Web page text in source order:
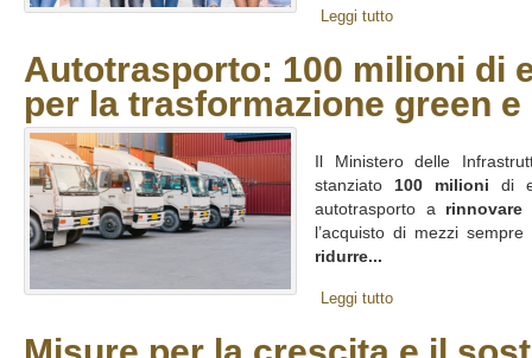
Leggi tutto
Autotrasporto: 100 milioni di
per la trasformazione green e
Il Ministero delle
stanziato 100 milioni di
autotrasporto a
l’acquisto di mezzi
ridurre...
Leggi tutto